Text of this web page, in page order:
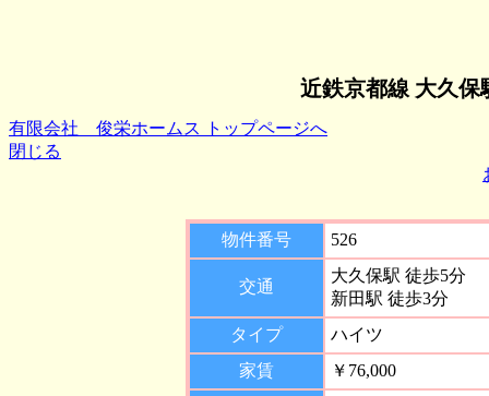
近鉄京都線 大久保
有限会社 俊栄ホームス トップページへ
閉じる
物件番号 526
交通
大久保駅 徒歩5分
新田駅 徒歩3分
タイプ
ハイツ
家賃
￥76,000